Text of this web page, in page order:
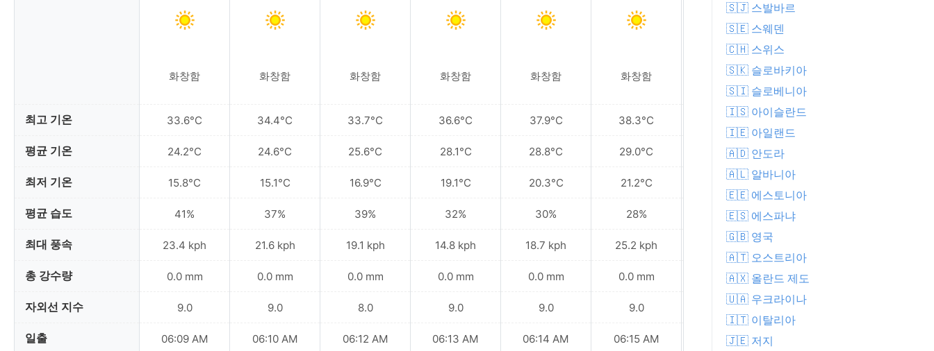
최고 기온
평균 기온
최저 기온
평균 습도
최대 풍속
총 강수량
자외선 지수
일출
화창함
33.6°C
24.2°C
15.8°C
41%
23.4 kph
0.0 mm
9.0
06:09 AM
화창함
34.4°C
24.6°C
15.1°C
37%
21.6 kph
0.0 mm
9.0
06:10 AM
화창함
33.7°C
25.6°C
16.9°C
39%
19.1 kph
0.0 mm
8.0
06:12 AM
화창함
36.6°C
28.1°C
19.1°C
32%
14.8 kph
0.0 mm
9.0
06:13 AM
화창함
37.9°C
28.8°C
20.3°C
30%
18.7 kph
0.0 mm
9.0
06:14 AM
화창함
38.3°C
29.0°C
21.2°C
28%
25.2 kph
0.0 mm
9.0
06:15 AM
화창함
37.9°C
28.8°C
19.9°C
34%
17.6 kph
0.0 mm
9.0
06:16 AM
🇸🇯 스발바르
🇸🇪 스웨덴
🇨🇭 스위스
🇸🇰 슬로바키아
🇸🇮 슬로베니아
🇮🇸 아이슬란드
🇮🇪 아일랜드
🇦🇩 안도라
🇦🇱 알바니아
🇪🇪 에스토니아
🇪🇸 에스파냐
🇬🇧 영국
🇦🇹 오스트리아
🇦🇽 올란드 제도
🇺🇦 우크라이나
🇮🇹 이탈리아
🇯🇪 저지